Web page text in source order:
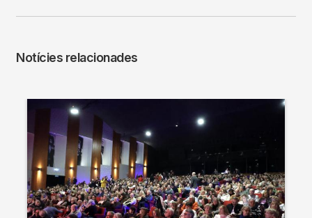
Notícies relacionades